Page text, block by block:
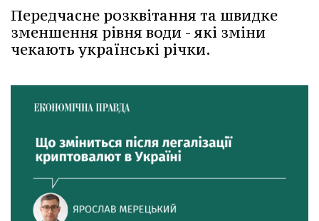
Передчасне розквітання та швидке
зменшення рівня води - які зміни
чекають українські річки.